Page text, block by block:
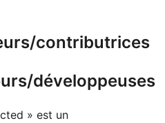
contributrices
développeuses
» est un